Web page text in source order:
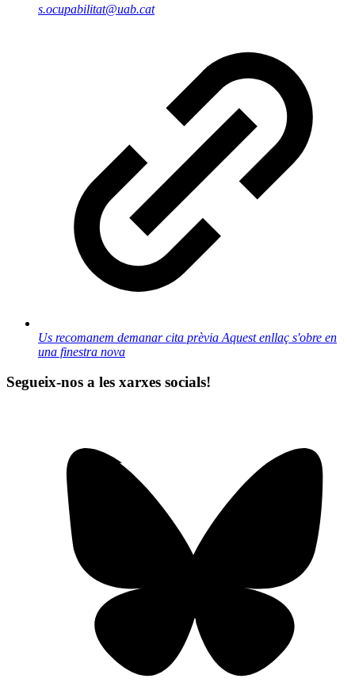
s.ocupabilitat@uab.cat
Us recomanem demanar cita prèvia Aquest enllaç s'obre en
una finestra nova
Segueix-nos a les xarxes socials!